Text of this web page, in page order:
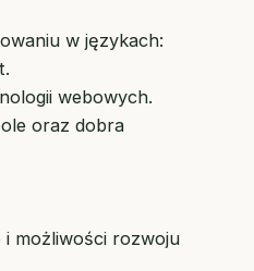
w językach:
webowych.
oraz dobra
możliwości rozwoju